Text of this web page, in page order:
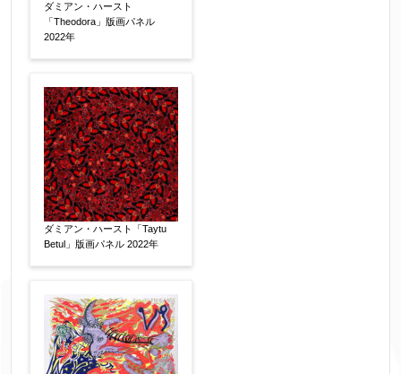
ダミアン・ハースト
「Theodora」版画パネル
2022年
ダミアン・ハースト「Taytu
Betul」版画パネル 2022年